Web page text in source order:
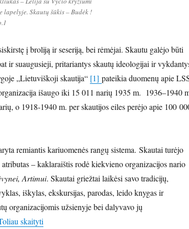
lapelyje. Skautų šūkis – Budėk !
į broliją ir seseriją, bei rėmėjai. Skautu galėjo būti
ir suaugusieji, pritariantys skautų ideologijai ir
„Lietuviškoji skautija“ [1] pateikia duomenų apie
išaugo iki 15 011 narių 1935 m. 1936–1940
o 1918-1940 m. per skautijos eiles perėjo apie 100
remiantis kariuomenės rangų sistema. Skautai turėjo
– kaklaraištis rodė kiekvieno organizacijos nario
Artimui. Skautai griežtai laikėsi savo tradicijų,
iškylas, ekskursijas, parodas, leido knygas ir
organizacijomis užsienyje bei dalyvavo jų
skaityti„Lietuvos skautų judėjimo šimtmečiui”